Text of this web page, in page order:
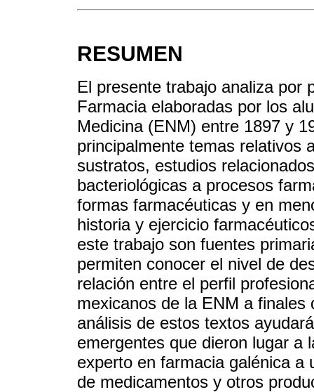
RESUMEN
El presente trabajo analiza por
Farmacia elaboradas por los
Medicina (ENM) entre 1897 y
principalmente temas relativos
sustratos, estudios
bacteriológicas a procesos
formas farmacéuticas y en
historia y ejercicio
este trabajo son fuentes
permiten conocer el nivel de
relación entre el perfil
mexicanos de la ENM a
análisis de estos textos
emergentes que dieron lugar a
experto en farmacia galénica a
de medicamentos y otros